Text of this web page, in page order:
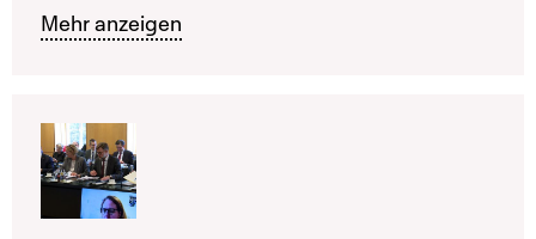
Mehr anzeigen